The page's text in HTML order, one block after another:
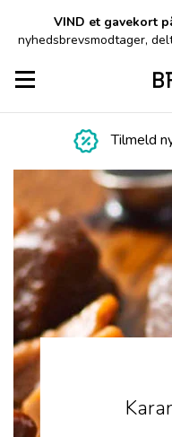
VIND et gavekort
nyhedsbrevsmodtager,
Toggle navigation
Tilmeld